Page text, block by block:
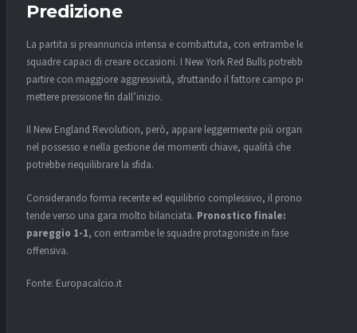
Predizione
La partita si preannuncia intensa e combattuta, con entrambe le
squadre capaci di creare occasioni. I New York Red Bulls potrebbero
partire con maggiore aggressività, sfruttando il fattore campo per
mettere pressione fin dall’inizio.
Il New England Revolution, però, appare leggermente più organizzato
nel possesso e nella gestione dei momenti chiave, qualità che
potrebbe riequilibrare la sfida.
Considerando forma recente ed equilibrio complessivo, il pronostico
tende verso una gara molto bilanciata. Pronostico finale:
pareggio 1-1, con entrambe le squadre protagoniste in fase
offensiva.
Fonte: Europacalcio.it